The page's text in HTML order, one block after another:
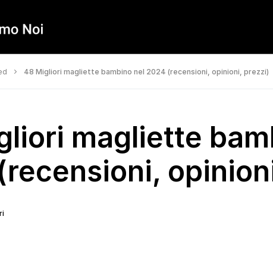
48 Migliori magliette bambino nel 2024 (recensioni, opinioni, prezzi)
magliette